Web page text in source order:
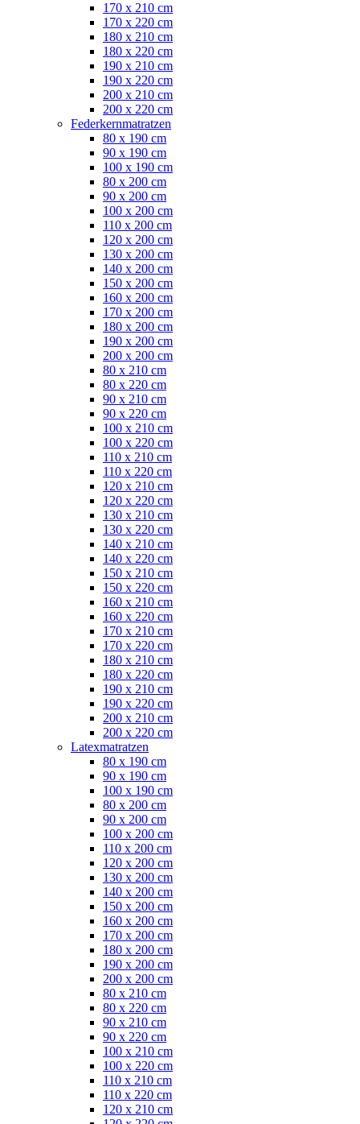
170 x 210 cm
170 x 220 cm
180 x 210 cm
180 x 220 cm
190 x 210 cm
190 x 220 cm
200 x 210 cm
200 x 220 cm
Federkernmatratzen
80 x 190 cm
90 x 190 cm
100 x 190 cm
80 x 200 cm
90 x 200 cm
100 x 200 cm
110 x 200 cm
120 x 200 cm
130 x 200 cm
140 x 200 cm
150 x 200 cm
160 x 200 cm
170 x 200 cm
180 x 200 cm
190 x 200 cm
200 x 200 cm
80 x 210 cm
80 x 220 cm
90 x 210 cm
90 x 220 cm
100 x 210 cm
100 x 220 cm
110 x 210 cm
110 x 220 cm
120 x 210 cm
120 x 220 cm
130 x 210 cm
130 x 220 cm
140 x 210 cm
140 x 220 cm
150 x 210 cm
150 x 220 cm
160 x 210 cm
160 x 220 cm
170 x 210 cm
170 x 220 cm
180 x 210 cm
180 x 220 cm
190 x 210 cm
190 x 220 cm
200 x 210 cm
200 x 220 cm
Latexmatratzen
80 x 190 cm
90 x 190 cm
100 x 190 cm
80 x 200 cm
90 x 200 cm
100 x 200 cm
110 x 200 cm
120 x 200 cm
130 x 200 cm
140 x 200 cm
150 x 200 cm
160 x 200 cm
170 x 200 cm
180 x 200 cm
190 x 200 cm
200 x 200 cm
80 x 210 cm
80 x 220 cm
90 x 210 cm
90 x 220 cm
100 x 210 cm
100 x 220 cm
110 x 210 cm
110 x 220 cm
120 x 210 cm